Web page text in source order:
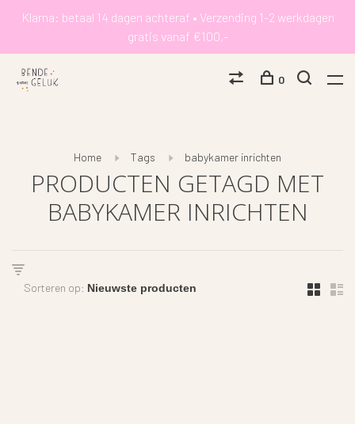
Klarna: betaal 14 dagen achteraf • Verzending 1-2 werkdagen
gratis vanaf €100,-
0
Home Tags babykamer inrichten
PRODUCTEN GETAGD MET
BABYKAMER INRICHTEN
Sorteren op: